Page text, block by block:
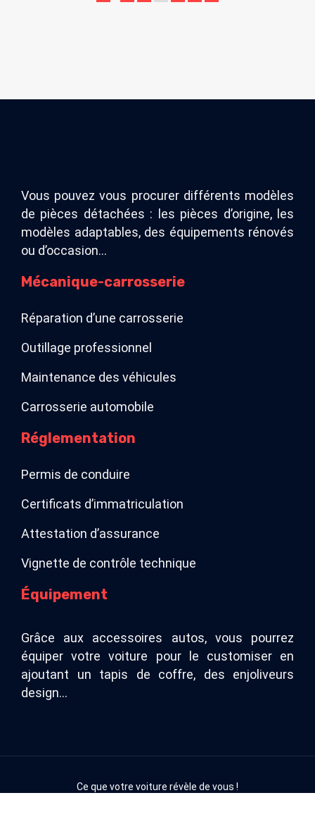
Vous pouvez vous procurer différents modèles
de pièces détachées : les pièces d’origine, les
modèles adaptables, des équipements rénovés
ou d’occasion…
Mécanique-carrosserie
Réparation d’une carrosserie
Outillage professionnel
Maintenance des véhicules
Carrosserie automobile
Réglementation
Permis de conduire
Certificats d’immatriculation
Attestation d’assurance
Vignette de contrôle technique
Équipement
Grâce aux accessoires autos, vous pourrez
équiper votre voiture pour le customiser en
ajoutant un tapis de coffre, des enjoliveurs
design…
Ce que votre voiture révèle de vous !